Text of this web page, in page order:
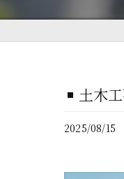
土木
2025/08/15